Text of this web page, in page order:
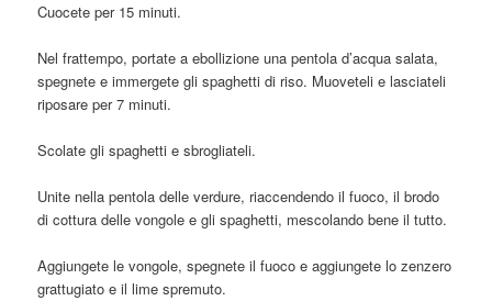
Cuocete per 15 minuti.
Nel frattempo, portate a ebollizione una pentola d’acqua salata,
spegnete e immergete gli spaghetti di riso. Muoveteli e lasciateli
riposare per 7 minuti.
Scolate gli spaghetti e sbrogliateli.
Unite nella pentola delle verdure, riaccendendo il fuoco, il brodo
di cottura delle vongole e gli spaghetti, mescolando bene il tutto.
Aggiungete le vongole, spegnete il fuoco e aggiungete lo zenzero
grattugiato e il lime spremuto.